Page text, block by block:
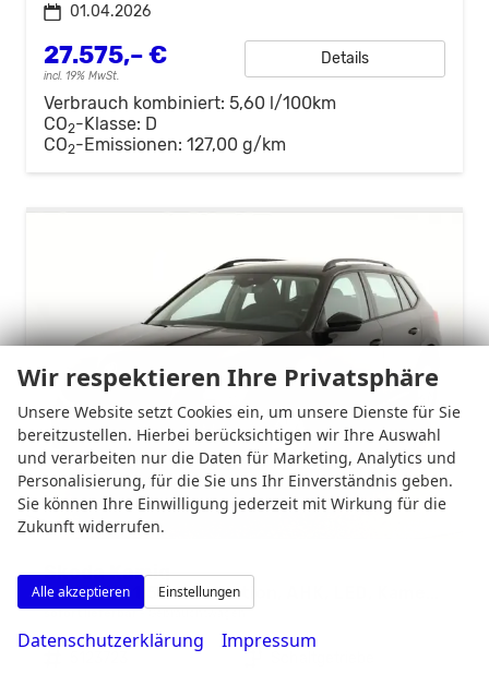
01.04.2026
27.575,– €
incl. 19% MwSt.
Details
Verbrauch kombiniert: 5,60 l/100km
CO2-Klasse: D
CO2-Emissionen: 127,00 g/km
Skoda Kamiq
sofort lieferbar Gebrauchtwagen
Wir respektieren Ihre Privatsphäre
Unsere Website setzt Cookies ein, um unsere Dienste für Sie
bereitzustellen. Hierbei berücksichtigen wir Ihre Auswahl
und verarbeiten nur die Daten für Marketing, Analytics und
Personalisierung, für die Sie uns Ihr Einverständnis geben.
Sie können Ihre Einwilligung jederzeit mit Wirkung für die
Zukunft widerrufen.
Alle akzeptieren Einstellungen
Datenschutzerklärung Impressum